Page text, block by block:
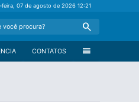
feira, 07 de agosto de 202612:21
Search
menu
CONTATOS